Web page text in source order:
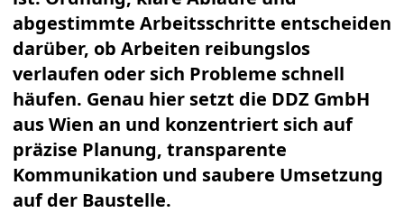
abgestimmte Arbeitsschritte entscheiden
darüber, ob Arbeiten reibungslos
verlaufen oder sich Probleme schnell
häufen. Genau hier setzt die DDZ GmbH
aus Wien an und konzentriert sich auf
präzise Planung, transparente
Kommunikation und saubere Umsetzung
auf der Baustelle.